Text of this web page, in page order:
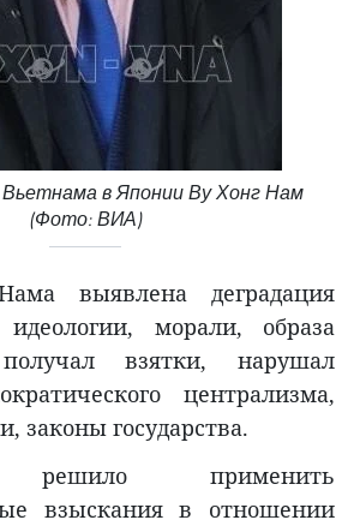
в Японии Ву Хонг Нам
(Фото: ВИА)
выявлена деградация
идеологии, морали, образа
взятки, нарушал
централизма,
законы государства.
решило применить
взыскания в отношении